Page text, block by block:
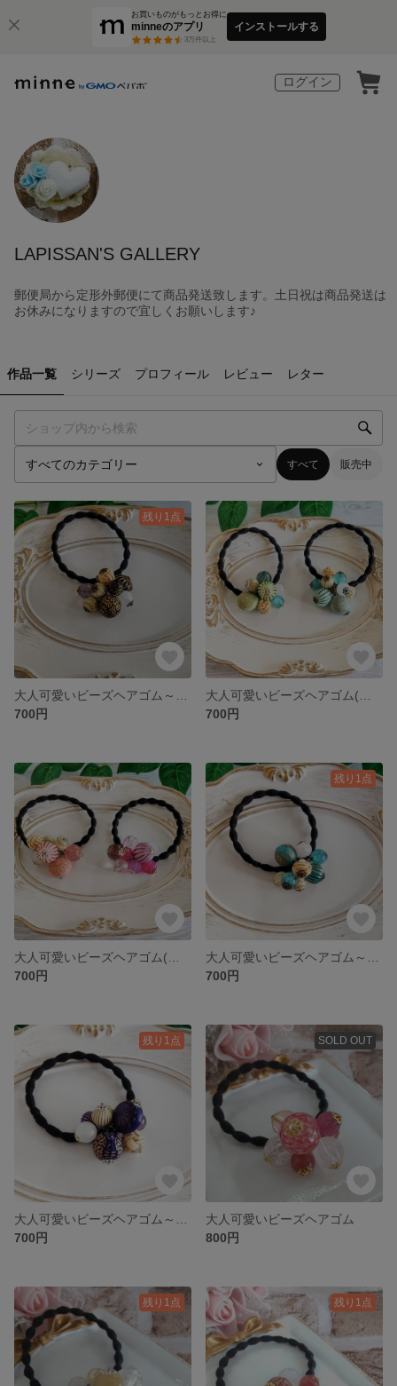
お買いものがもっとお得に
minneのアプリ
3万件以上
インストールする
ログイン
LAPISSAN'S GALLERY
郵便局から定形外郵便にて商品発送致します。土日祝は商品発送は
お休みになりますので宜しくお願いします♪
作品一覧 シリーズ プロフィール レビュー レター
すべて 販売中
残り1点
700円
700円
700円
残り1点
700円
残り1点
700円
SOLD OUT
大人可愛いビーズヘアゴム
800円
残り1点 残り1点